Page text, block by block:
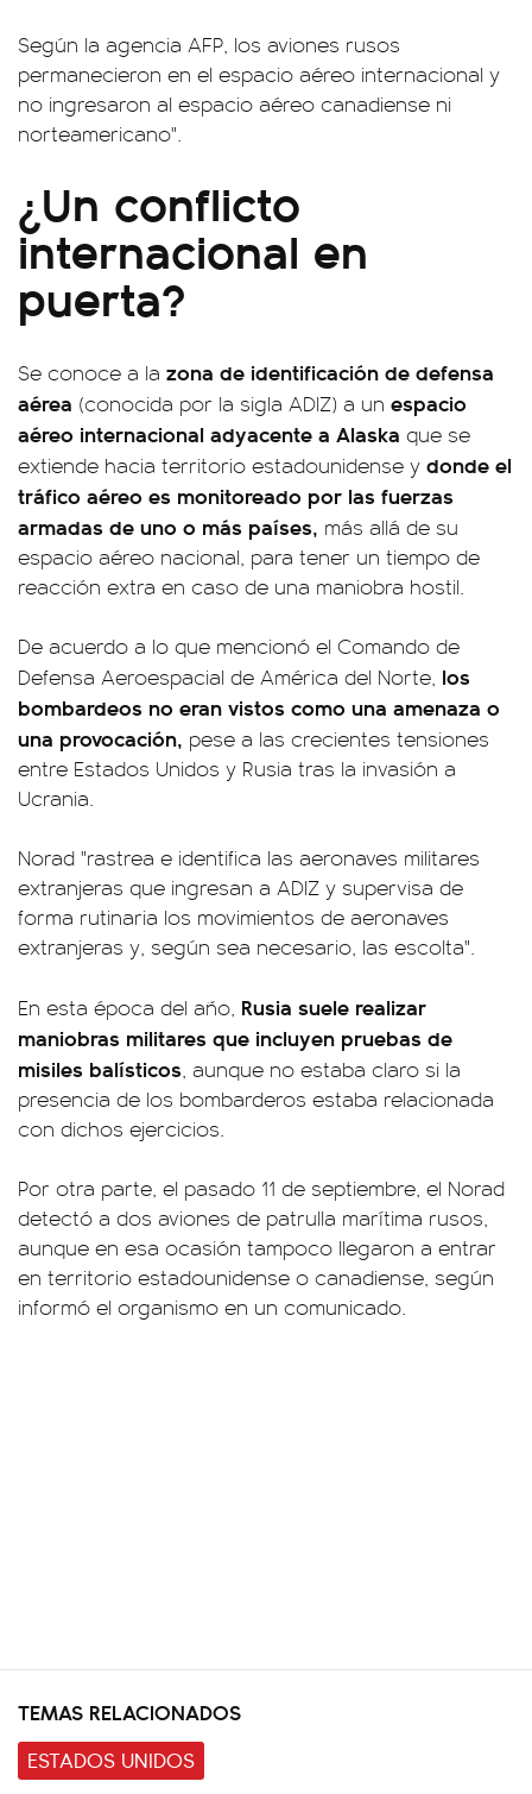
Según la agencia AFP, los aviones rusos
permanecieron en el espacio aéreo internacional y
no ingresaron al espacio aéreo canadiense ni
norteamericano".
¿Un conflicto
internacional en
puerta?
Se conoce a la zona de identificación de defensa
aérea (conocida por la sigla ADIZ) a un espacio
aéreo internacional adyacente a Alaska que se
extiende hacia territorio estadounidense y donde el
tráfico aéreo es monitoreado por las fuerzas
armadas de uno o más países, más allá de su
espacio aéreo nacional, para tener un tiempo de
reacción extra en caso de una maniobra hostil.
De acuerdo a lo que mencionó el Comando de
Defensa Aeroespacial de América del Norte, los
bombardeos no eran vistos como una amenaza o
una provocación, pese a las crecientes tensiones
entre Estados Unidos y Rusia tras la invasión a
Ucrania.
Norad "rastrea e identifica las aeronaves militares
extranjeras que ingresan a ADIZ y supervisa de
forma rutinaria los movimientos de aeronaves
extranjeras y, según sea necesario, las escolta".
En esta época del año, Rusia suele realizar
maniobras militares que incluyen pruebas de
misiles balísticos, aunque no estaba claro si la
presencia de los bombarderos estaba relacionada
con dichos ejercicios.
Por otra parte, el pasado 11 de septiembre, el Norad
detectó a dos aviones de patrulla marítima rusos,
aunque en esa ocasión tampoco llegaron a entrar
en territorio estadounidense o canadiense, según
informó el organismo en un comunicado.
TEMAS RELACIONADOS
ESTADOS UNIDOS